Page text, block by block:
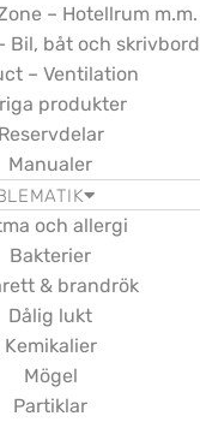
– Hotellrum m.m.
Bil, båt och skrivbord
– Ventilation
produkter
Reservdelar
Manualer
och allergi
Bakterier
& brandrök
Dålig lukt
Kemikalier
Mögel
Partiklar